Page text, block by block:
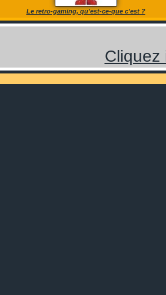
Le retro-gaming, qu'est-ce-que c'est ?
Cliquez